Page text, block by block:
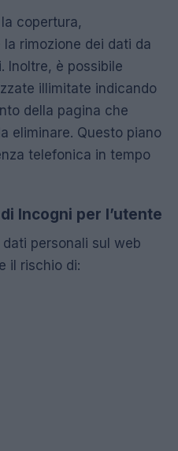
copertura,
rimozione dei dati da
Inoltre, è possibile
illimitate indicando
della pagina che
eliminare. Questo piano
telefonica in tempo
Incogni per l’utente
personali sul web
il rischio di: